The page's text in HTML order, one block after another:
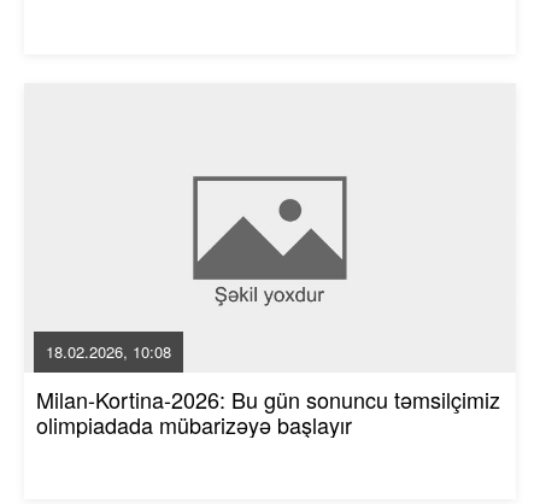
18.02.2026, 10:08
Milan-Kortina-2026: Bu gün sonuncu təmsilçimiz
olimpiadada mübarizəyə başlayır